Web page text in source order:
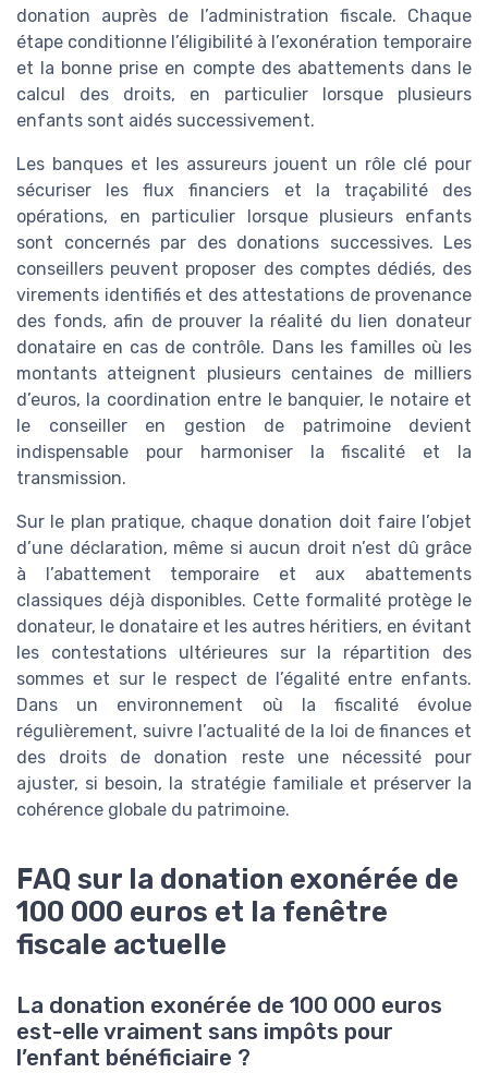
donation auprès de l’administration fiscale. Chaque
étape conditionne l’éligibilité à l’exonération temporaire
et la bonne prise en compte des abattements dans le
calcul des droits, en particulier lorsque plusieurs
enfants sont aidés successivement.
Les banques et les assureurs jouent un rôle clé pour
sécuriser les flux financiers et la traçabilité des
opérations, en particulier lorsque plusieurs enfants
sont concernés par des donations successives. Les
conseillers peuvent proposer des comptes dédiés, des
virements identifiés et des attestations de provenance
des fonds, afin de prouver la réalité du lien donateur
donataire en cas de contrôle. Dans les familles où les
montants atteignent plusieurs centaines de milliers
d’euros, la coordination entre le banquier, le notaire et
le conseiller en gestion de patrimoine devient
indispensable pour harmoniser la fiscalité et la
transmission.
Sur le plan pratique, chaque donation doit faire l’objet
d’une déclaration, même si aucun droit n’est dû grâce
à l’abattement temporaire et aux abattements
classiques déjà disponibles. Cette formalité protège le
donateur, le donataire et les autres héritiers, en évitant
les contestations ultérieures sur la répartition des
sommes et sur le respect de l’égalité entre enfants.
Dans un environnement où la fiscalité évolue
régulièrement, suivre l’actualité de la loi de finances et
des droits de donation reste une nécessité pour
ajuster, si besoin, la stratégie familiale et préserver la
cohérence globale du patrimoine.
FAQ sur la donation exonérée de
100 000 euros et la fenêtre
fiscale actuelle
La donation exonérée de 100 000 euros
est-elle vraiment sans impôts pour
l’enfant bénéficiaire ?